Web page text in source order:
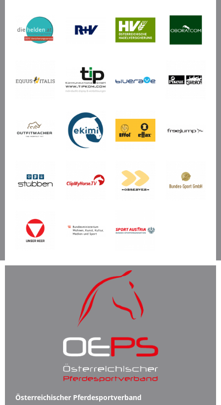
Österreichischer Pferdesportverband